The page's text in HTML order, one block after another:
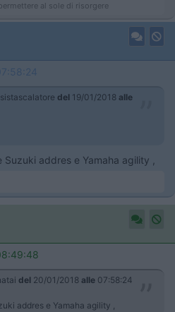
al sole di risorgere
del 19/01/2018 alle
addres e Yamaha agility ,
del 20/01/2018 alle 07:58:24
addres e Yamaha agility ,